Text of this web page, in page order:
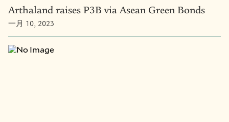
Arthaland raises P3B via Asean Green Bonds
一月 10, 2023